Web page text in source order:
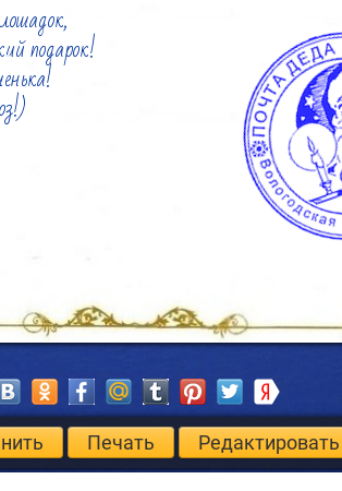
подарок!
Печать Редактировать